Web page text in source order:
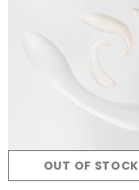
OUT OF STOCK